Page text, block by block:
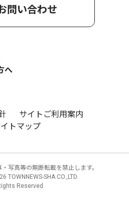
問い合わせ
へ
サイトご利用案内
トマップ
写真等の無断転載を禁止します。
TOWNNEWS-SHA CO.,LTD.
Reserved.